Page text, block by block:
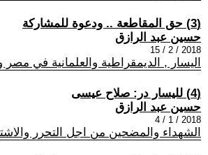
(3) حق المقاطعة .. ودعوة للمشاركة
حسين عبد الرازق
2018 / 2 / 15
اليسار , الديمقراطية والعلمانية في مصر
(4) لليسار در: صلاح عيسى
حسين عبد الرازق
2018 / 1 / 4
الشهداء والمضحين من اجل التحرر